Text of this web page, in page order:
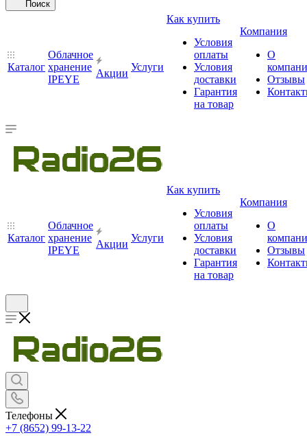
Поиск
Каталог
Облачное
хранение
IPEYE
Акции
Услуги
Как купить
Условия
оплаты
Условия
доставки
Гарантия
на товар
Компания
О
Отзывы
Каталог
Облачное
хранение
IPEYE
Акции
Услуги
Как купить
Условия
оплаты
Условия
доставки
Гарантия
на товар
Компания
О
Отзывы
Телефоны
+7 (8652) 99-13-22